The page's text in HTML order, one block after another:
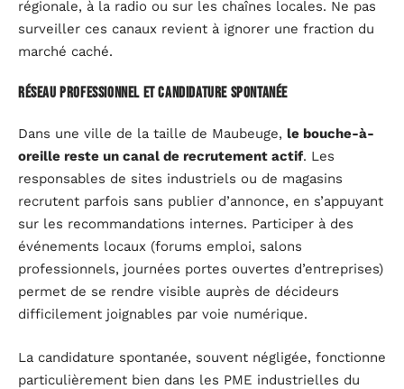
régionale, à la radio ou sur les chaînes locales. Ne pas
surveiller ces canaux revient à ignorer une fraction du
marché caché.
Réseau professionnel et candidature spontanée
Dans une ville de la taille de Maubeuge, le bouche-à-
oreille reste un canal de recrutement actif. Les
responsables de sites industriels ou de magasins
recrutent parfois sans publier d’annonce, en s’appuyant
sur les recommandations internes. Participer à des
événements locaux (forums emploi, salons
professionnels, journées portes ouvertes d’entreprises)
permet de se rendre visible auprès de décideurs
difficilement joignables par voie numérique.
La candidature spontanée, souvent négligée, fonctionne
particulièrement bien dans les PME industrielles du